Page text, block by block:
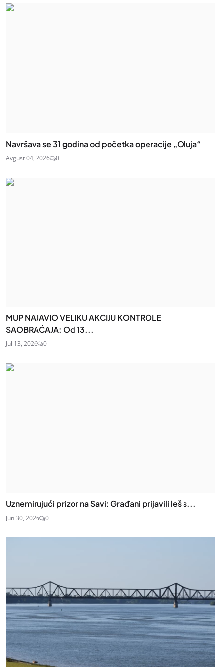
Navršava se 31 godina od početka operacije „Oluja“
Avgust 04, 2026 0
MUP NAJAVIO VELIKU AKCIJU KONTROLE
SAOBRAĆAJA: Od 13...
Jul 13, 2026 0
Uznemirujući prizor na Savi: Građani prijavili leš s...
Jun 30, 2026 0